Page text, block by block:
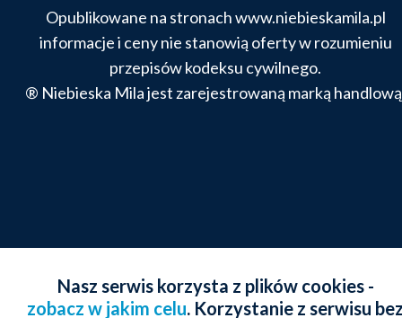
Opublikowane na stronach www.niebieskamila.pl
informacje i ceny nie stanowią oferty w rozumieniu
przepisów kodeksu cywilnego.
® Niebieska Mila jest zarejestrowaną marką
Nasz serwis korzysta z plików cookies -
zobacz w jakim celu. Korzystanie z serwisu